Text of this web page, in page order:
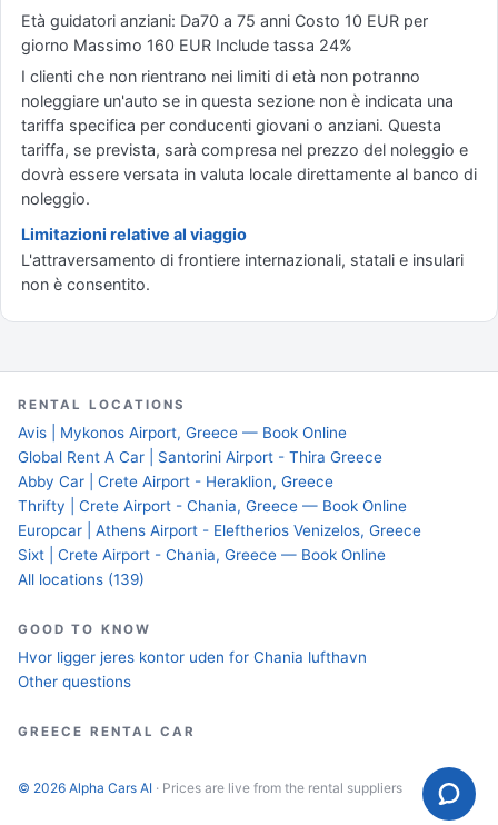
Età guidatori anziani: Da70 a 75 anni Costo 10 EUR per
giorno Massimo 160 EUR Include tassa 24%
I clienti che non rientrano nei limiti di età non potranno
noleggiare un'auto se in questa sezione non è indicata una
tariffa specifica per conducenti giovani o anziani. Questa
tariffa, se prevista, sarà compresa nel prezzo del noleggio e
dovrà essere versata in valuta locale direttamente al banco di
noleggio.
Limitazioni relative al viaggio
L'attraversamento di frontiere internazionali, statali e insulari
non è consentito.
RENTAL LOCATIONS
Avis | Mykonos Airport, Greece — Book Online
Global Rent A Car | Santorini Airport - Thira Greece
Abby Car | Crete Airport - Heraklion, Greece
Thrifty | Crete Airport - Chania, Greece — Book Online
Europcar | Athens Airport - Eleftherios Venizelos, Greece
Sixt | Crete Airport - Chania, Greece — Book Online
All locations (139)
GOOD TO KNOW
Hvor ligger jeres kontor uden for Chania lufthavn
Other questions
GREECE RENTAL CAR
© 2026 Alpha Cars AI · Prices are live from the rental suppliers